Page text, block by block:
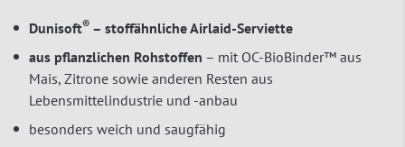
Dunisoft® – stoffähnliche Airlaid-Serviette
aus pflanzlichen Rohstoffen – mit OC-BioBinder™ aus
Mais, Zitrone sowie anderen Resten aus
Lebensmittelindustrie und -anbau
besonders weich und saugfähig